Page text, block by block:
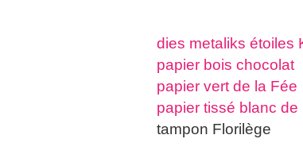
dies metaliks étoiles
papier bois chocolat
papier vert de la Fée
papier tissé blanc de
tampon Florilège